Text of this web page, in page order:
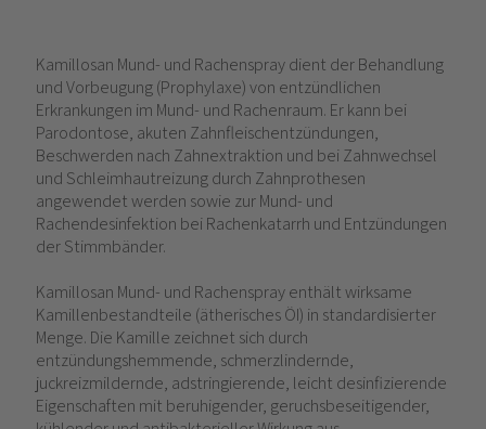
Kamillosan Mund- und Rachenspray dient der Behandlung
und Vorbeugung (Prophylaxe) von entzündlichen
Erkrankungen im Mund- und Rachenraum. Er kann bei
Parodontose, akuten Zahnfleischentzündungen,
Beschwerden nach Zahnextraktion und bei Zahnwechsel
und Schleimhautreizung durch Zahnprothesen
angewendet werden sowie zur Mund- und
Rachendesinfektion bei Rachenkatarrh und Entzündungen
der Stimmbänder.
Kamillosan Mund- und Rachenspray enthält wirksame
Kamillenbestandteile (ätherisches ÖI) in standardisierter
Menge. Die Kamille zeichnet sich durch
entzündungshemmende, schmerzlindernde,
juckreizmildernde, adstringierende, leicht desinfizierende
Eigenschaften mit beruhigender, geruchsbeseitigender,